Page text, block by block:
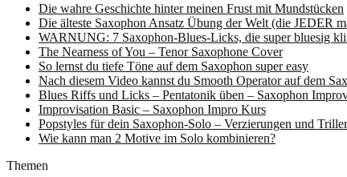
Die wahre Geschichte hinter meinen Frust mit Mundstücken
Die älteste Saxophon Ansatz Übung der Welt (die JEDER
WARNUNG: 7 Saxophon-Blues-Licks, die super bluesig
The Nearness of You – Tenor Saxophone Cover
So lernst du tiefe Töne auf dem Saxophon super easy
Nach diesem Video kannst du Smooth Operator auf dem
Blues Riffs und Licks – Pentatonik üben – Saxophon
Improvisation Basic – Saxophon Impro Kurs
Popstyles für dein Saxophon-Solo – Verzierungen und Triller
Wie kann man 2 Motive im Solo kombinieren?
Themen